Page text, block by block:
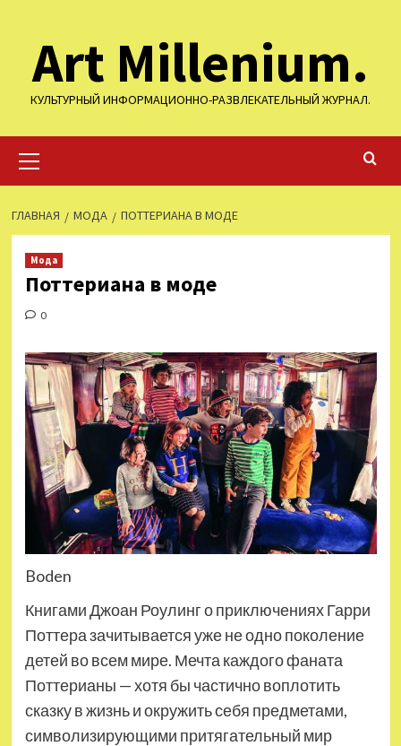
содержимому
Art Millenium.
КУЛЬТУРНЫЙ ИНФОРМАЦИОННО-РАЗВЛЕКАТЕЛЬНЫЙ ЖУРНАЛ.
меню
ГЛАВНАЯ МОДА ПОТТЕРИАНА В МОДЕ
Мода
Поттериана в моде
0
Boden
Книгами Джоан Роулинг о приключениях Гарри
Поттера зачитывается уже не одно поколение
детей во всем мире. Мечта каждого фаната
Поттерианы — хотя бы частично воплотить
сказку в жизнь и окружить себя предметами,
символизирующими притягательный мир